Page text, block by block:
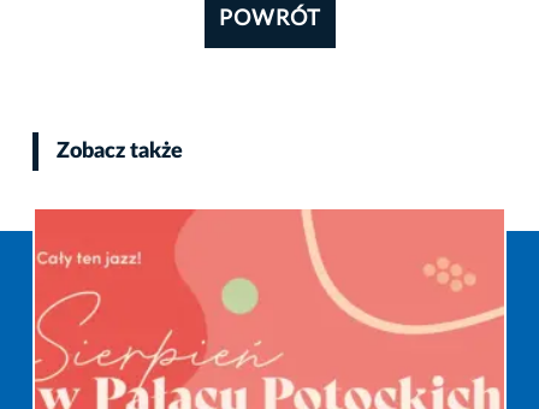
POWRÓT
Zobacz także